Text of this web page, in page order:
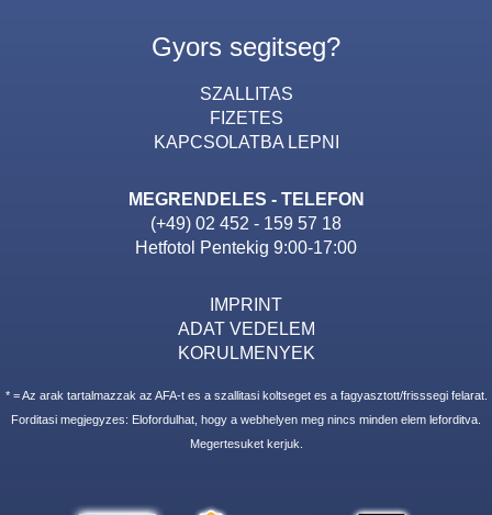
Gyors segitseg?
SZALLITAS
FIZETES
KAPCSOLATBA LEPNI
MEGRENDELES - TELEFON
(+49) 02 452 - 159 57 18
Hetfotol Pentekig 9:00-17:00
IMPRINT
ADAT VEDELEM
KORULMENYEK
* = Az arak tartalmazzak az AFA-t es a szallitasi koltseget es a fagyasztott/frisssegi felarat.
Forditasi megjegyzes: Elofordulhat, hogy a webhelyen meg nincs minden elem leforditva.
Megertesuket kerjuk.